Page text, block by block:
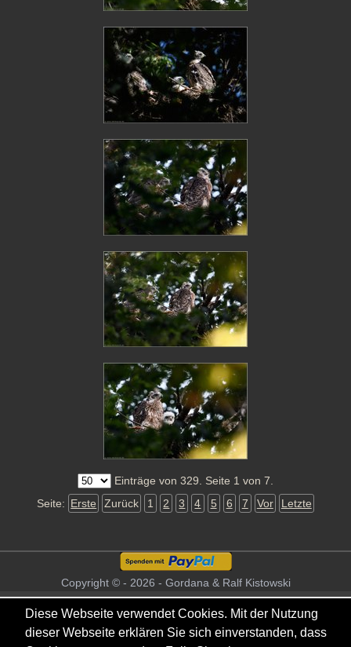
Einträge von 329. Seite 1 von 7.
Seite: Erste Zurück 1 2 3 4 5 6 7 Vor Letzte
Copyright © - 2026 - Gordana & Ralf Kistowski
Diese Webseite verwendet Cookies. Mit der Nutzung
dieser Webseite erklären Sie sich einverstanden, dass